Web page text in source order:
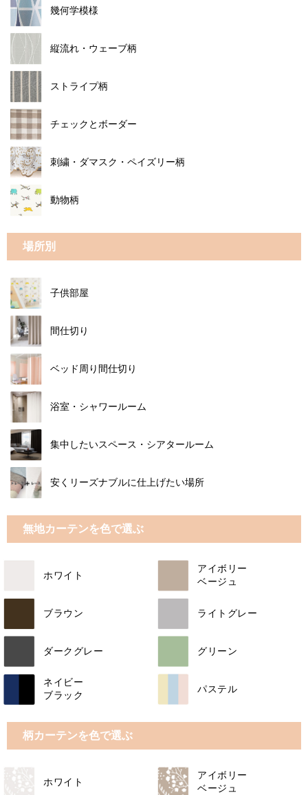
幾何学模様
縦流れ・ウェーブ柄
ストライプ柄
チェックとボーダー
刺繍・ダマスク・ペイズリー柄
動物柄
場所別
子供部屋
間仕切り
ベッド周り間仕切り
浴室・シャワールーム
集中したいスペース・シアタールーム
安くリーズナブルに仕上げたい場所
無地カーテンを色で選ぶ
ホワイト
アイボリー
ベージュ
ブラウン ライトグレー
ダークグレー グリーン
ネイビー
ブラック
パステル
柄カーテンを色で選ぶ
ホワイト
アイボリー
ベージュ